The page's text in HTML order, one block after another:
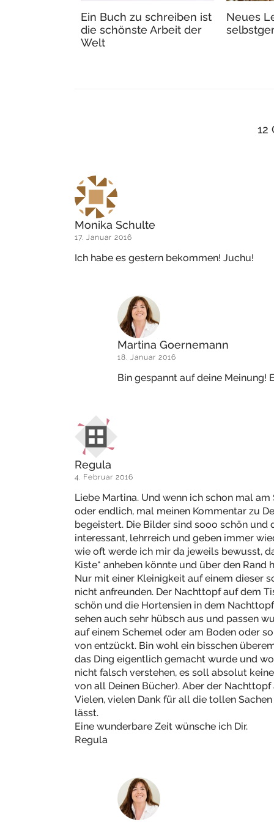
Ein Buch zu schreiben ist
die schönste Arbeit der
Welt
Neues
12
Monika Schulte
17. Januar 2016
Ich habe es gestern bekommen! Juchu!
Martina Goernemann
18. Januar 2016
Bin gespannt auf deine Meinung!
Regula
4. Februar 2016
Liebe Martina. Und wenn ich schon mal
oder endlich, mal meinen Kommentar zu
begeistert. Die Bilder sind sooo schön und
interessant, lehrreich und geben immer
wie oft werde ich mir da jeweils bewusst,
Kiste“ anheben könnte und über den Rand
Nur mit einer Kleinigkeit auf einem dieser
nicht anfreunden. Der Nachttopf auf dem
schön und die Hortensien in dem
sehen auch sehr hübsch aus und passen
auf einem Schemel oder am Boden oder
von entzückt. Bin wohl ein bisschen
das Ding eigentlich gemacht wurde und
nicht falsch verstehen, es soll absolut
von all Deinen Bücher). Aber der Nachttopf
Vielen, vielen Dank für all die tollen
lässt.
Eine wunderbare Zeit wünsche ich Dir.
Regula